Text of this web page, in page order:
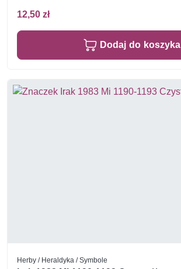
12,50 zł
Dodaj do koszyka
Herby / Heraldyka / Symbole